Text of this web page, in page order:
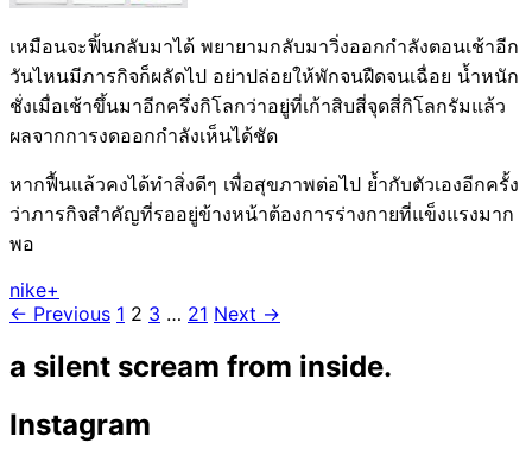
เหมือนจะฟิ้นกลับมาได้ พยายามกลับมาวิ่งออกกำลังตอนเช้าอีก
วันไหนมีภารกิจก็ผลัดไป อย่าปล่อยให้พักจนฝืดจนเฉื่อย น้ำหนัก
ชั่งเมื่อเช้าขึ้นมาอีกครึ่งกิโลกว่าอยู่ที่เก้าสิบสี่จุดสี่กิโลกรัมแล้ว
ผลจากการงดออกกำลังเห็นได้ชัด
หากฟื้นแล้วคงได้ทำสิ่งดีๆ เพื่อสุขภาพต่อไป ย้ำกับตัวเองอีกครั้ง
ว่าภารกิจสำคัญที่รออยู่ข้างหน้าต้องการร่างกายที่แข็งแรงมาก
พอ
nike+
Posts
← Previous 1 2 3 … 21 Next →
a silent scream from inside.
Instagram